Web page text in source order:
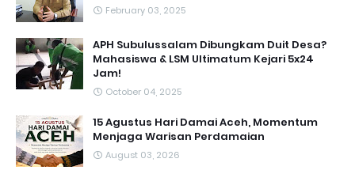
February 03, 2025
APH Subulussalam Dibungkam Duit Desa?
Mahasiswa & LSM Ultimatum Kejari 5x24
Jam!
October 04, 2025
15 Agustus Hari Damai Aceh, Momentum
Menjaga Warisan Perdamaian
August 03, 2026